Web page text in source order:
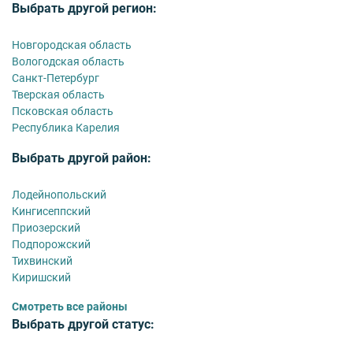
Выбрать другой регион:
Новгородская область
Вологодская область
Санкт-Петербург
Тверская область
Псковская область
Республика Карелия
Выбрать другой район:
Лодейнопольский
Кингисеппский
Приозерский
Подпорожский
Тихвинский
Киришский
Смотреть все районы
Выбрать другой статус: